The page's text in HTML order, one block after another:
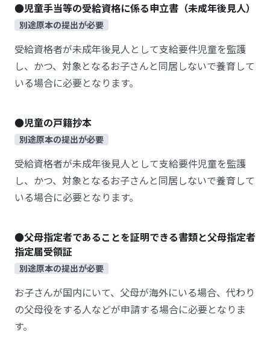
●児童手当等の受給資格に係る申立書（未成年後見人）
別途原本の提出が必要
受給資格者が未成年後見人として支給要件児童を監護
し、かつ、対象となるお子さんと同居しないで養育して
いる場合に必要となります。
●児童の戸籍抄本
別途原本の提出が必要
受給資格者が未成年後見人として支給要件児童を監護
し、かつ、対象となるお子さんと同居しないで養育して
いる場合に必要となります。
●父母指定者であることを証明できる書類と父母指定者
指定届受領証
別途原本の提出が必要
お子さんが国内にいて、父母が海外にいる場合、代わり
の父母役をする人などが申請する場合に必要となりま
す。